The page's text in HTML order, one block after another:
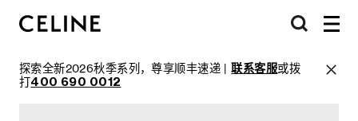
探索全新2026秋季系列，尊享顺丰速递 |联系客服或拨
打400 690 0012